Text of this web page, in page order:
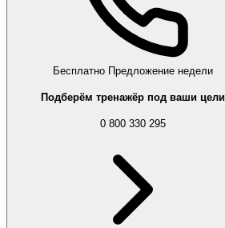
Бесплатно Предложение недели
Подберём тренажёр под ваши цели
0 800 330 295